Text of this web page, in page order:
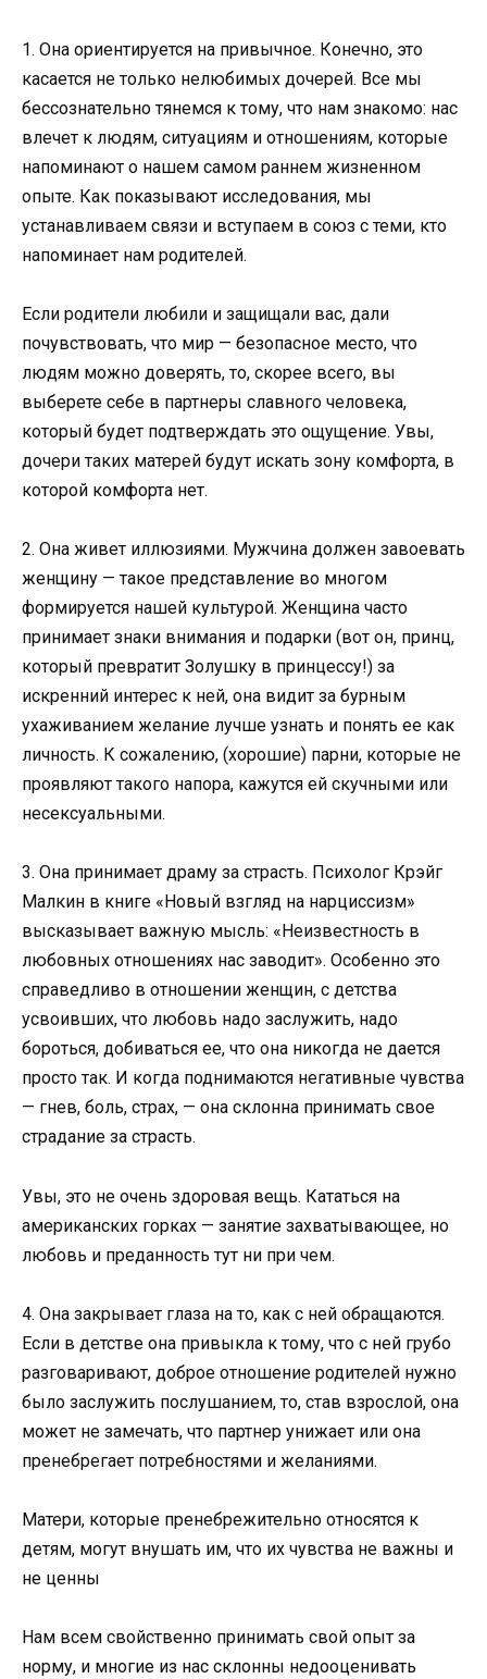
1. Она ориентируется на привычное. Конечно, это
касается не только нелюбимых дочерей. Все мы
бессознательно тянемся к тому, что нам знакомо: нас
влечет к людям, ситуациям и отношениям, которые
напоминают о нашем самом раннем жизненном
опыте. Как показывают исследования, мы
устанавливаем связи и вступаем в союз с теми, кто
напоминает нам родителей.
Если родители любили и защищали вас, дали
почувствовать, что мир — безопасное место, что
людям можно доверять, то, скорее всего, вы
выберете себе в партнеры славного человека,
который будет подтверждать это ощущение. Увы,
дочери таких матерей будут искать зону комфорта, в
которой комфорта нет.
2. Она живет иллюзиями. Мужчина должен завоевать
женщину — такое представление во многом
формируется нашей культурой. Женщина часто
принимает знаки внимания и подарки (вот он, принц,
который превратит Золушку в принцессу!) за
искренний интерес к ней, она видит за бурным
ухаживанием желание лучше узнать и понять ее как
личность. К сожалению, (хорошие) парни, которые не
проявляют такого напора, кажутся ей скучными или
несексуальными.
3. Она принимает драму за страсть. Психолог Крэйг
Малкин в книге «Новый взгляд на нарциссизм»
высказывает важную мысль: «Неизвестность в
любовных отношениях нас заводит». Особенно это
справедливо в отношении женщин, с детства
усвоивших, что любовь надо заслужить, надо
бороться, добиваться ее, что она никогда не дается
просто так. И когда поднимаются негативные чувства
— гнев, боль, страх, — она склонна принимать свое
страдание за страсть.
Увы, это не очень здоровая вещь. Кататься на
американских горках — занятие захватывающее, но
любовь и преданность тут ни при чем.
4. Она закрывает глаза на то, как с ней обращаются.
Если в детстве она привыкла к тому, что с ней грубо
разговаривают, доброе отношение родителей нужно
было заслужить послушанием, то, став взрослой, она
может не замечать, что партнер унижает или она
пренебрегает потребностями и желаниями.
Матери, которые пренебрежительно относятся к
детям, могут внушать им, что их чувства не важны и
не ценны
Нам всем свойственно принимать свой опыт за
норму, и многие из нас склонны недооценивать